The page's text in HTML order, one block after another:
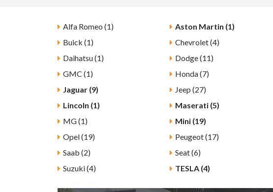
Alfa Romeo (1) Aston Martin (1)
Buick (1)
Chevrolet (4)
Daihatsu (1)
Dodge (11)
GMC (1)
Honda (7)
Jaguar (9)
Jeep (27)
Lincoln (1)
Maserati (5)
MG (1)
Mini (19)
Opel (19)
Peugeot (17)
Saab (2)
Seat (6)
Suzuki (4)
TESLA (4)